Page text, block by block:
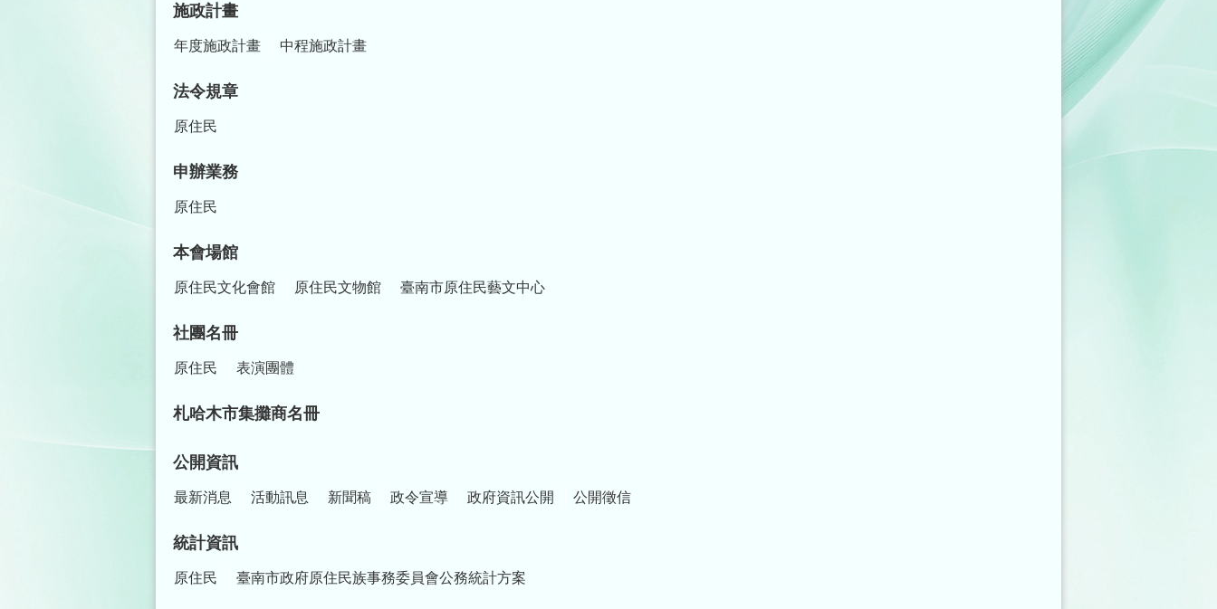
施政計畫
年度施政計畫 中程施政計畫
法令規章
原住民
申辦業務
原住民
本會場館
原住民文化會館 原住民文物館 臺南市原住民藝文中心
社團名冊
原住民 表演團體
札哈木市集攤商名冊
公開資訊
最新消息 活動訊息 新聞稿 政令宣導 政府資訊公開 公開徵信
統計資訊
原住民 臺南市政府原住民族事務委員會公務統計方案